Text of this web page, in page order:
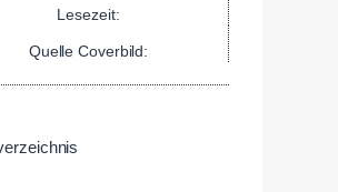
Lesezeit:
Quelle Coverbild: